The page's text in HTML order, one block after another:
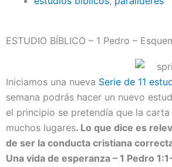
ESTUDIO BÍBLICO – 1 Pedro –
Iniciamos una nueva Serie de 11
semana podrás hacer un nuevo
el principio se pretendía que la
muchos lugares. Lo que dice es
de ser la conducta cristiana
Una vida de esperanza – 1 Pedro